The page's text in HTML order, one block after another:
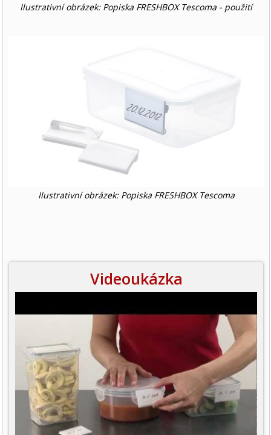
Ilustrativní obrázek: Popiska FRESHBOX Tescoma - použití
Ilustrativní obrázek: Popiska FRESHBOX Tescoma
Videoukázka